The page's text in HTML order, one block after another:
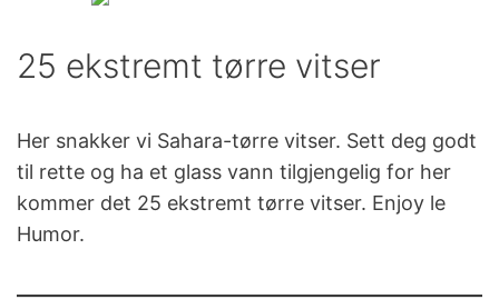
25 ekstremt tørre vitser
Her snakker vi Sahara-tørre vitser. Sett deg godt
til rette og ha et glass vann tilgjengelig for her
kommer det 25 ekstremt tørre vitser. Enjoy le
Humor.